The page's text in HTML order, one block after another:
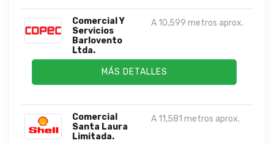
Comercial Y
Servicios
Barlovento
Ltda.
A 10,599 metros aprox.
MÁS DETALLES
Comercial
Santa Laura
Limitada.
A 11,581 metros aprox.